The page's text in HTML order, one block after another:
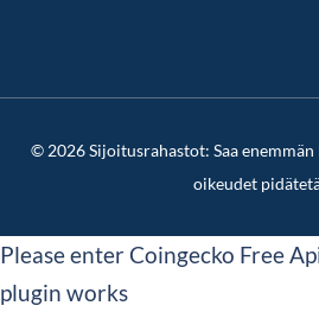
© 2026 Sijoitusrahastot: Saa
oikeudet
Please enter Coingecko Free
plugin works